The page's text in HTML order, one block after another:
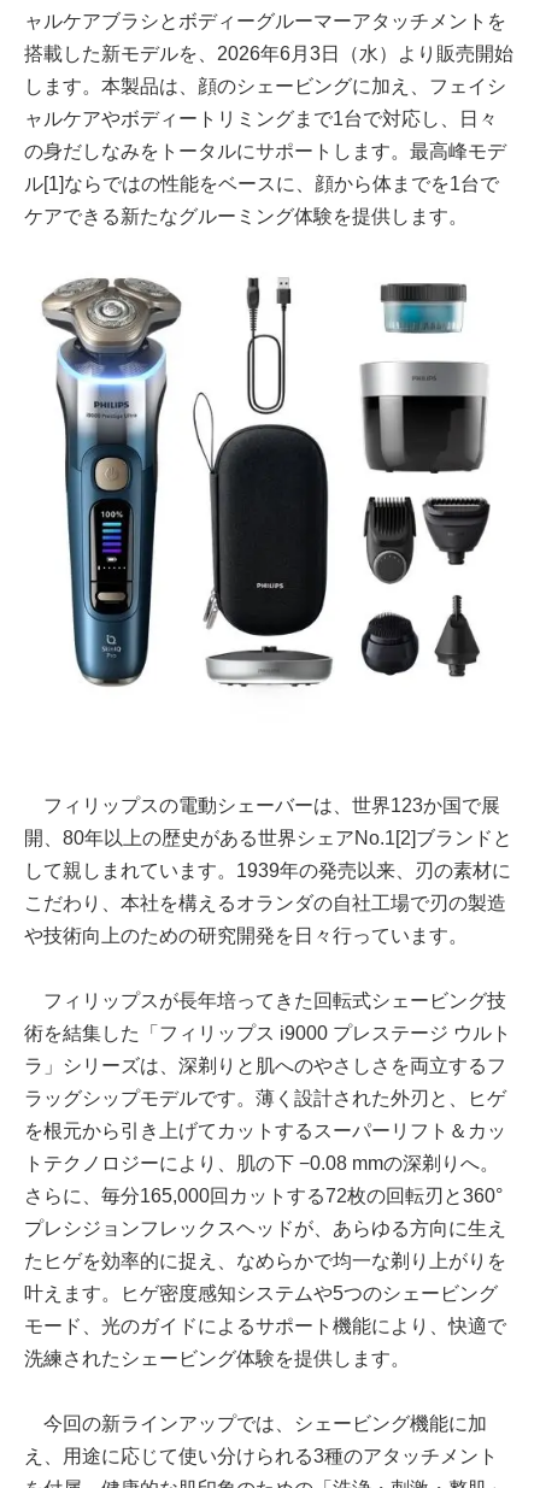
ャルケアブラシとボディーグルーマーアタッチメントを
搭載した新モデルを、2026年6月3日（水）より販売開始
します。本製品は、顔のシェービングに加え、フェイシ
ャルケアやボディートリミングまで1台で対応し、日々
の身だしなみをトータルにサポートします。最高峰モデ
ル[1]ならではの性能をベースに、顔から体までを1台で
ケアできる新たなグルーミング体験を提供します。
フィリップスの電動シェーバーは、世界123か国で展
開、80年以上の歴史がある世界シェアNo.1[2]ブランドと
して親しまれています。1939年の発売以来、刃の素材に
こだわり、本社を構えるオランダの自社工場で刃の製造
や技術向上のための研究開発を日々行っています。
フィリップスが長年培ってきた回転式シェービング技
術を結集した「フィリップス i9000 プレステージ ウルト
ラ」シリーズは、深剃りと肌へのやさしさを両立するフ
ラッグシップモデルです。薄く設計された外刃と、ヒゲ
を根元から引き上げてカットするスーパーリフト＆カッ
トテクノロジーにより、肌の下 −0.08 mmの深剃りへ。
さらに、毎分165,000回カットする72枚の回転刃と360°
プレシジョンフレックスヘッドが、あらゆる方向に生え
たヒゲを効率的に捉え、なめらかで均一な剃り上がりを
叶えます。ヒゲ密度感知システムや5つのシェービング
モード、光のガイドによるサポート機能により、快適で
洗練されたシェービング体験を提供します。
今回の新ラインアップでは、シェービング機能に加
え、用途に応じて使い分けられる3種のアタッチメント